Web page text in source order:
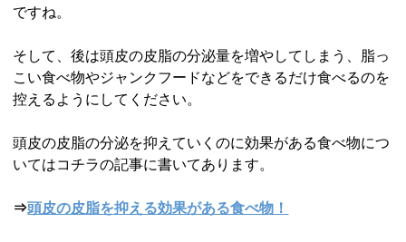
ですね。
そして、後は頭皮の皮脂の分泌量を増やしてしまう、脂っ
こい食べ物やジャンクフードなどをできるだけ食べるのを
控えるようにしてください。
頭皮の皮脂の分泌を抑えていくのに効果がある食べ物につ
いてはコチラの記事に書いてあります。
⇒頭皮の皮脂を抑える効果がある食べ物！